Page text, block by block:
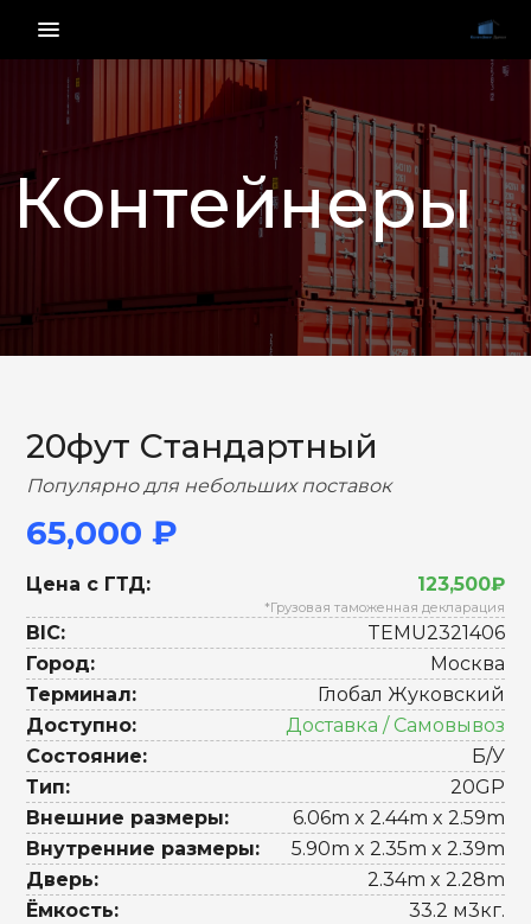
menu_vert
Контейнеры
НАЗАД ВПЕРЕД
20фут Стандартный
Популярно для небольших поставок
65,000 ₽
Цена с ГТД: 123,500₽
*Грузовая таможенная декларация
BIC:
TEMU2321406
Город:
Москва
Терминал:
Глобал Жуковский
Доступно:
Доставка / Самовывоз
Состояние:
Б/У
Тип:
20GP
Внешние размеры:
6.06m x 2.44m x 2.59m
Внутренние размеры:
5.90m x 2.35m x 2.39m
Дверь:
2.34m x 2.28m
Ёмкость:
33.2 м3кг.